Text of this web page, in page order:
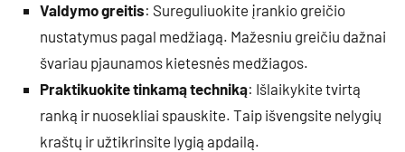
Valdymo greitis: Sureguliuokite įrankio greičio
nustatymus pagal medžiagą. Mažesniu greičiu dažnai
švariau pjaunamos kietesnės medžiagos.
Praktikuokite tinkamą techniką: Išlaikykite tvirtą
ranką ir nuosekliai spauskite. Taip išvengsite nelygių
kraštų ir užtikrinsite lygią apdailą.